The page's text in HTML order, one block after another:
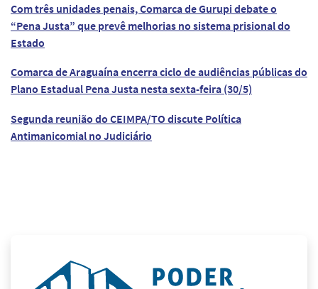
Com três unidades penais, Comarca de Gurupi debate o
“Pena Justa” que prevê melhorias no sistema prisional do
Estado
Comarca de Araguaína encerra ciclo de audiências públicas do
Plano Estadual Pena Justa nesta sexta-feira (30/5)
Segunda reunião do CEIMPA/TO discute Política
Antimanicomial no Judiciário